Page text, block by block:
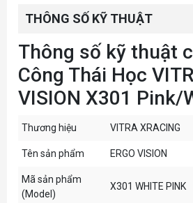
THÔNG SỐ KỸ THUẬT
Thông số kỹ thuật
Công Thái Học
VISION X301 Pink/
Thương hiệu VITRA XRACING
Tên sản phẩm ERGO VISION
Mã sản phẩm
(Model)
X301 WHITE PINK